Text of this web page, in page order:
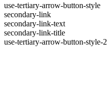
use-tertiary-arrow-button-style
secondary-link
secondary-link-text
secondary-link-title
use-tertiary-arrow-button-style-2